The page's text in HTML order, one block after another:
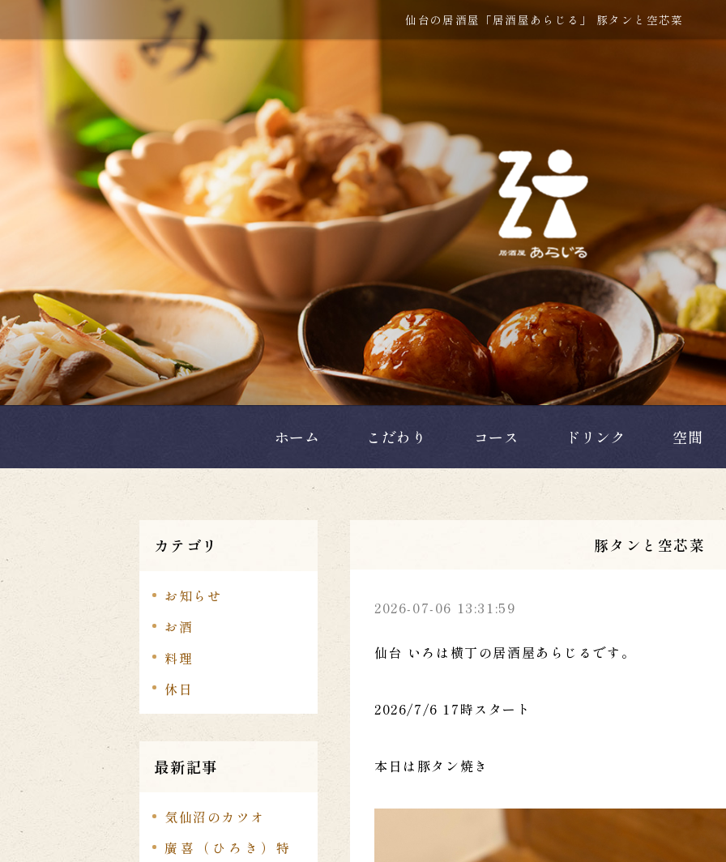
仙台の居酒屋「居酒屋あらじる」 豚タンと空芯菜
ホーム こだわり コース ドリンク 空間
カテゴリ
お知らせ
お酒
料理
休日
最新記事
気仙沼のカツオ
廣喜（ひろき）特
豚タンと空芯菜
2026-07-06 13:31:59
仙台 いろは横丁の居酒屋あらじるです。
2026/7/6 17時スタート
本日は豚タン焼き